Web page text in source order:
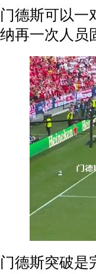
门德斯可以一
纳再一次人员
门德斯突破是